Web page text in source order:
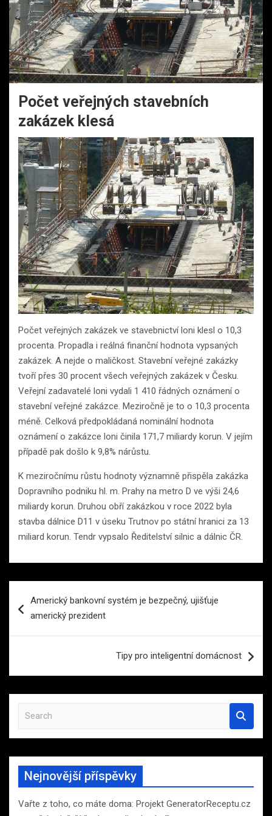
Počet veřejných stavebních
zakázek klesá
Počet veřejných zakázek ve stavebnictví loni klesl o 10,3
procenta. Propadla i reálná finanční hodnota vypsaných
zakázek. A nejde o maličkost. Stavební veřejné zakázky
tvoří přes 30 procent všech veřejných zakázek v Česku.
Veřejní zadavatelé loni vydali 1 410 řádných oznámení o
stavební veřejné zakázce. Meziročně je to o 10,3 procenta
méně. Celková předpokládaná nominální hodnota
oznámení o zakázce loni činila 171,7 miliardy korun. V jejím
případě pak došlo k 9,8% nárůstu.
K meziročnímu růstu hodnoty významně přispěla zakázka
Dopravního podniku hl. m. Prahy na metro D ve výši 24,6
miliardy korun. Druhou obří zakázkou v roce 2022 byla
stavba dálnice D11 v úseku Trutnov po státní hranici za 13
miliard korun. Tendr vypsalo Ředitelství silnic a dálnic ČR.
proAmerický bankovní systém je bezpečný, ujišťuje
americký prezident
Tipy pro inteligentní domácnost
a
r
h
Nejnovější příspěvky
Vařte z toho, co máte doma: Projekt GeneratorReceptu.cz